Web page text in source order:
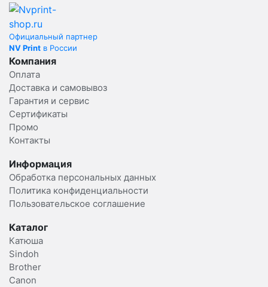
Официальный партнер
NV Print в России
Компания
Оплата
Доставка и самовывоз
Гарантия и сервис
Сертификаты
Промо
Контакты
Информация
Обработка персональных данных
Политика конфиденциальности
Пользовательское соглашение
Каталог
Катюша
Sindoh
Brother
Canon